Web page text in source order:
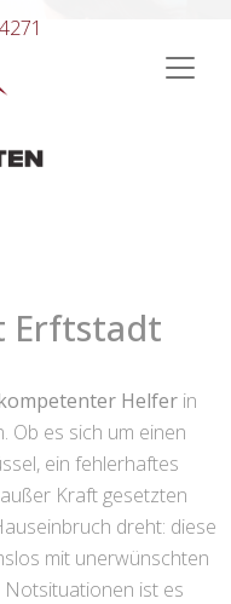
Erftstadt
Helfer in
Ob es sich um einen
ein fehlerhaftes
Kraft gesetzten
dreht: diese
mit unerwünschten
Notsituationen ist es